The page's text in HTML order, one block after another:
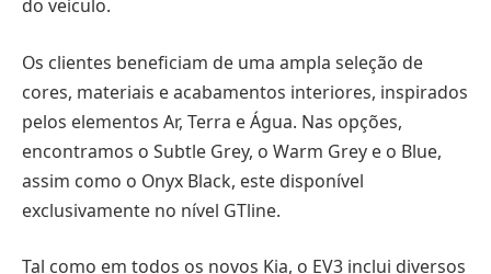
do veículo.
Os clientes beneficiam de uma ampla seleção de
cores, materiais e acabamentos interiores, inspirados
pelos elementos Ar, Terra e Água. Nas opções,
encontramos o Subtle Grey, o Warm Grey e o Blue,
assim como o Onyx Black, este disponível
exclusivamente no nível GTline.
Tal como em todos os novos Kia, o EV3 inclui diversos